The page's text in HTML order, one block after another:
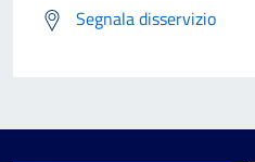
Segnala disservizio